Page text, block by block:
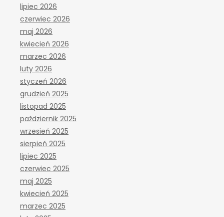
lipiec 2026
czerwiec 2026
maj 2026
kwiecień 2026
marzec 2026
luty 2026
styczeń 2026
grudzień 2025
listopad 2025
październik 2025
wrzesień 2025
sierpień 2025
lipiec 2025
czerwiec 2025
maj 2025
kwiecień 2025
marzec 2025